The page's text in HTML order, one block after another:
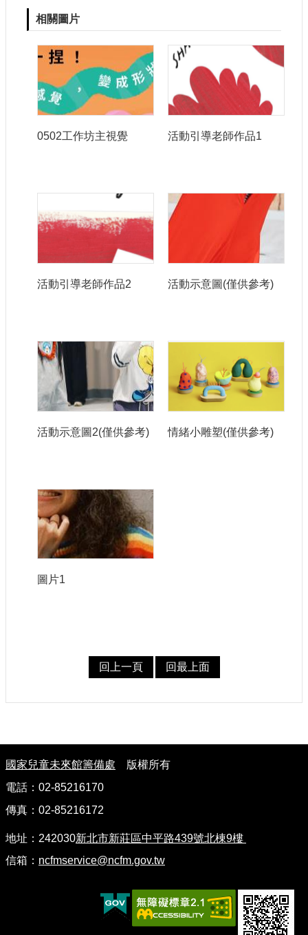
相關圖片
0502工作坊主視覺 活動引導老師作品1
活動引導老師作品2 活動示意圖(僅供參考)
活動示意圖2(僅供參考) 情緒小雕塑(僅供參考)
圖片1
回上一頁 回最上面
國家兒童未來館籌備處 版權所有
電話：02-85216170
傳真：02-85216172
地址：242030新北市新莊區中平路439號北棟9樓
信箱： ncfmservice@ncfm.gov.tw